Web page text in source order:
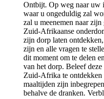
Ontbijt. Op weg naar uw
waar u ongeduldig zal
zal u meenemen naar
Zuid-Afrikaanse
zijn dorp laten
zijn en alle vragen te
dit moment om te delen
van het dorp. Beleef
Zuid-Afrika te
maaltijden zijn
behalve de dranken.